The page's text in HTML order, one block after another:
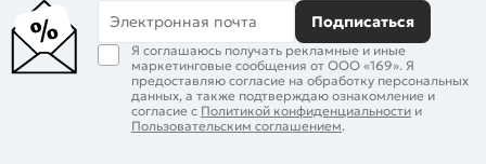
Электронная почта Подписаться
Я соглашаюсь получать рекламные и иные
маркетинговые сообщения от ООО «169». Я
предоставляю согласие на обработку персональных
данных, а также подтверждаю ознакомление и
согласие с Политикой конфиденциальности и
Пользовательским соглашением.